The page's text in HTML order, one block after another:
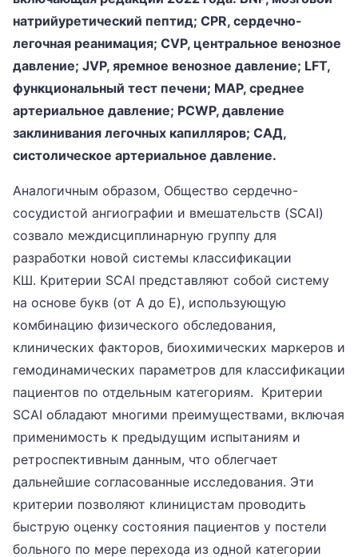
натрийуретический пептид; CPR, сердечно-
легочная реанимация; CVP, центральное венозное
давление; JVP, яремное венозное давление; LFT,
функциональный тест печени; MAP, среднее
артериальное давление; PCWP, давление
заклинивания легочных капилляров; САД,
систолическое артериальное давление.
Аналогичным образом, Общество сердечно-
сосудистой ангиографии и вмешательств (SCAI)
созвало междисциплинарную группу для
разработки новой системы классификации
КШ. Критерии SCAI представляют собой систему
на основе букв (от A до E), использующую
комбинацию физического обследования,
клинических факторов, биохимических маркеров и
гемодинамических параметров для классификации
пациентов по отдельным категориям. Критерии
SCAI обладают многими преимуществами, включая
применимость к предыдущим испытаниям и
ретроспективным данным, что облегчает
дальнейшие согласованные исследования. Эти
критерии позволяют клиницистам проводить
быструю оценку состояния пациентов у постели
больного по мере перехода из одной категории